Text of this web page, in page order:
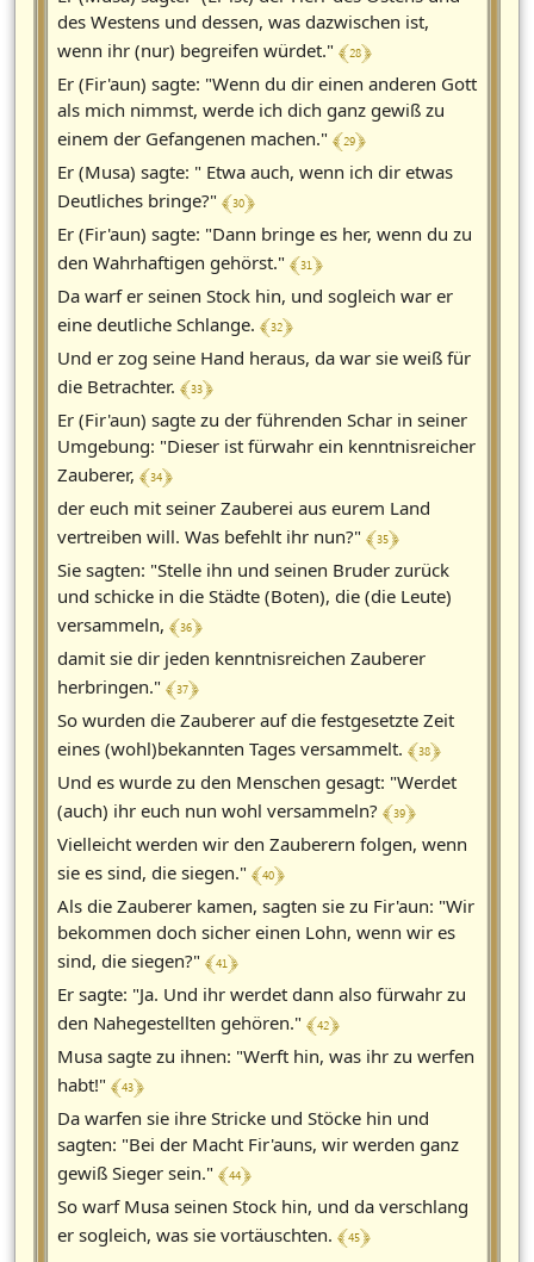
des Westens und dessen, was dazwischen ist,
wenn ihr (nur) begreifen würdet." ﴾ 28 ﴿
Er (Fir'aun) sagte: "Wenn du dir einen anderen Gott
als mich nimmst, werde ich dich ganz gewiß zu
einem der Gefangenen machen." ﴾ 29 ﴿
Er (Musa) sagte: " Etwa auch, wenn ich dir etwas
Deutliches bringe?" ﴾ 30 ﴿
Er (Fir'aun) sagte: "Dann bringe es her, wenn du zu
den Wahrhaftigen gehörst." ﴾ 31 ﴿
Da warf er seinen Stock hin, und sogleich war er
eine deutliche Schlange. ﴾ 32 ﴿
Und er zog seine Hand heraus, da war sie weiß für
die Betrachter. ﴾ 33 ﴿
Er (Fir'aun) sagte zu der führenden Schar in seiner
Umgebung: "Dieser ist fürwahr ein kenntnisreicher
Zauberer, ﴾ 34 ﴿
der euch mit seiner Zauberei aus eurem Land
vertreiben will. Was befehlt ihr nun?" ﴾ 35 ﴿
Sie sagten: "Stelle ihn und seinen Bruder zurück
und schicke in die Städte (Boten), die (die Leute)
versammeln, ﴾ 36 ﴿
damit sie dir jeden kenntnisreichen Zauberer
herbringen." ﴾ 37 ﴿
So wurden die Zauberer auf die festgesetzte Zeit
eines (wohl)bekannten Tages versammelt. ﴾ 38 ﴿
Und es wurde zu den Menschen gesagt: "Werdet
(auch) ihr euch nun wohl versammeln? ﴾ 39 ﴿
Vielleicht werden wir den Zauberern folgen, wenn
sie es sind, die siegen." ﴾ 40 ﴿
Als die Zauberer kamen, sagten sie zu Fir'aun: "Wir
bekommen doch sicher einen Lohn, wenn wir es
sind, die siegen?" ﴾ 41 ﴿
Er sagte: "Ja. Und ihr werdet dann also fürwahr zu
den Nahegestellten gehören." ﴾ 42 ﴿
Musa sagte zu ihnen: "Werft hin, was ihr zu werfen
habt!" ﴾ 43 ﴿
Da warfen sie ihre Stricke und Stöcke hin und
sagten: "Bei der Macht Fir'auns, wir werden ganz
gewiß Sieger sein." ﴾ 44 ﴿
So warf Musa seinen Stock hin, und da verschlang
er sogleich, was sie vortäuschten. ﴾ 45 ﴿